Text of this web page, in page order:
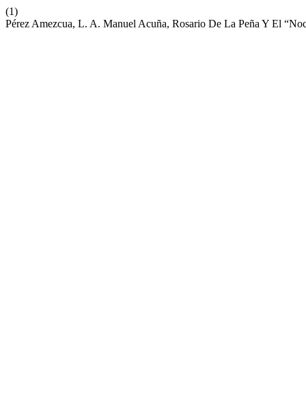
(1)
Pérez Amezcua, L. A. Manuel Acuña, Rosario De La Peña Y El